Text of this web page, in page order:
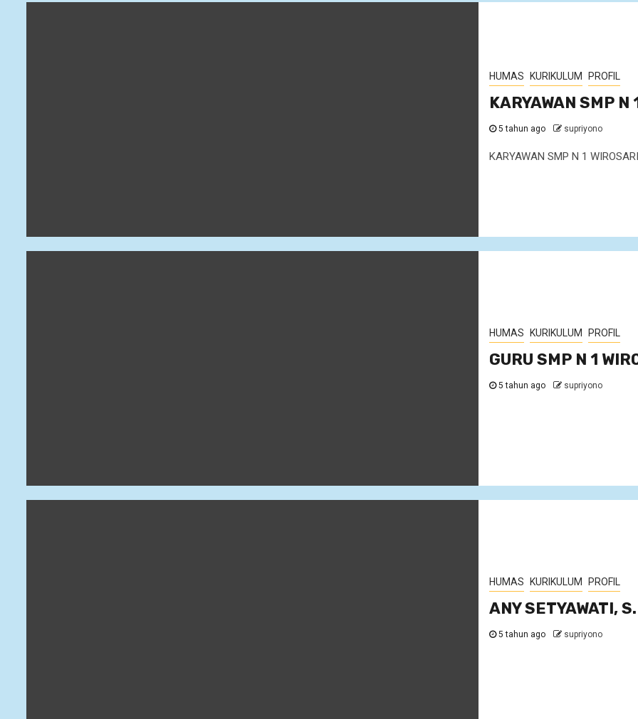
HUMAS KURIKULUM PROFIL
KARYAWAN SMP N
5 tahun ago supriyono
KARYAWAN SMP N 1
HUMAS KURIKULUM PROFIL
GURU SMP N 1
5 tahun ago supriyono
HUMAS KURIKULUM PROFIL
ANY SETYAWATI,
5 tahun ago supriyono